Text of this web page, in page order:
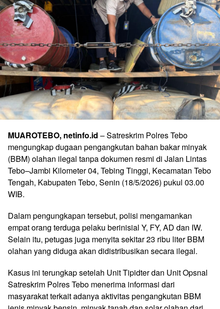
MUAROTEBO, netinfo.id – Satreskrim Polres Tebo
mengungkap dugaan pengangkutan bahan bakar minyak
(BBM) olahan ilegal tanpa dokumen resmi di Jalan Lintas
Tebo–Jambi Kilometer 04, Tebing Tinggi, Kecamatan Tebo
Tengah, Kabupaten Tebo, Senin (18/5/2026) pukul 03.00
WIB.
Dalam pengungkapan tersebut, polisi mengamankan
empat orang terduga pelaku berinisial Y, FY, AD dan IW.
Selain itu, petugas juga menyita sekitar 23 ribu liter BBM
olahan yang diduga akan didistribusikan secara ilegal.
Kasus ini terungkap setelah Unit Tipidter dan Unit Opsnal
Satreskrim Polres Tebo menerima informasi dari
masyarakat terkait adanya aktivitas pengangkutan BBM